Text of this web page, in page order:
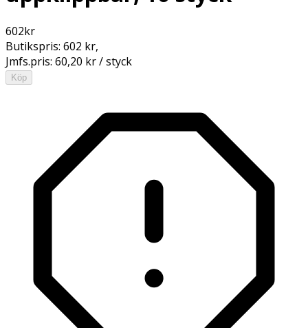
602kr
Butikspris: 602 kr,
Jmfs.pris: 60,20 kr / styck
Köp